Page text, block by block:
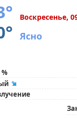
Воскресенье,
Ясно